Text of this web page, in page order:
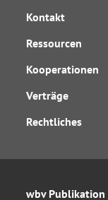
Kontakt
Ressourcen
Kooperationen
Verträge
Rechtliches
wbv Publikation